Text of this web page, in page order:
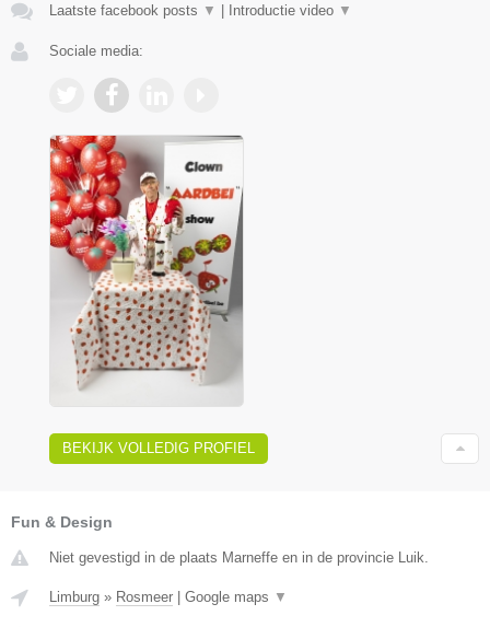
Laatste facebook posts ▼ | Introductie video ▼
Sociale media:
BEKIJK VOLLEDIG PROFIEL
Fun & Design
Niet gevestigd in de plaats Marneffe en in de provincie Luik.
Limburg » Rosmeer | Google maps ▼